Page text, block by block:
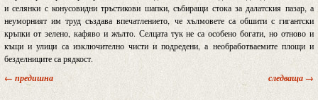
и селянки с конусовидни тръстикови шапки, събиращи стока за далатския пазар, а
неуморният им труд създава впечатлението, че хълмовете са обшити с гигантски
кръпки от зелено, кафяво и жълто. Селцата тук не са особено богати, но отново и
къщи и улици са изключително чисти и подредени, а необработваемите площи и
безделниците са рядкост.
← предишна следваща →